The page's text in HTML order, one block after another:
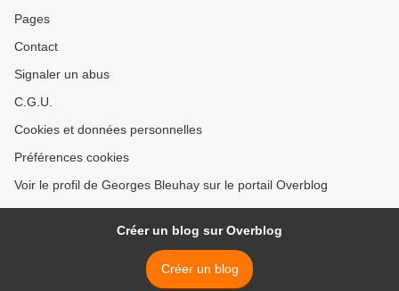
Pages
Contact
Signaler un abus
C.G.U.
Cookies et données personnelles
Préférences cookies
Voir le profil de Georges Bleuhay sur le portail Overblog
Créer un blog sur Overblog
Créer un blog